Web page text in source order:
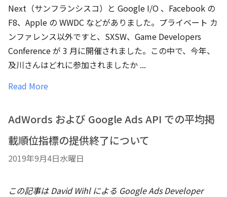
Next（サンフランシスコ）と Google I/O 、Facebook の
F8、Apple の WWDC などがありました。プライベート カ
ンファレンス以外ですと、SXSW、Game Developers
Conference が 3 月に開催されました。この中で、今年、
及川さんはどれに参加されましたか ...
Read More
AdWords および Google Ads API での平均掲
載順位指標の提供終了について
2019年9月4日水曜日
この記事は David Wihl による Google Ads Developer